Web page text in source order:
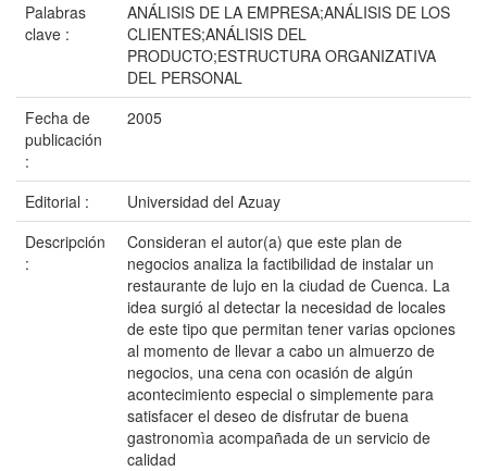
Palabras
clave :
ANÁLISIS DE LA EMPRESA;ANÁLISIS DE LOS
CLIENTES;ANÁLISIS DEL
PRODUCTO;ESTRUCTURA ORGANIZATIVA
DEL PERSONAL
Fecha de
publicación
:
2005
Editorial :
Universidad del Azuay
Descripción
:
Consideran el autor(a) que este plan de
negocios analiza la factibilidad de instalar un
restaurante de lujo en la ciudad de Cuenca. La
idea surgió al detectar la necesidad de locales
de este tipo que permitan tener varias opciones
al momento de llevar a cabo un almuerzo de
negocios, una cena con ocasión de algún
acontecimiento especial o simplemente para
satisfacer el deseo de disfrutar de buena
gastronomìa acompañada de un servicio de
calidad